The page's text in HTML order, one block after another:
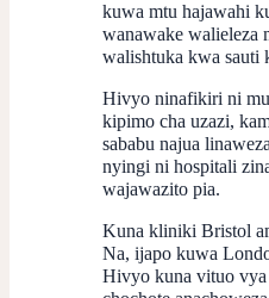
kuwa mtu hajawahi
wanawake walieleza
walishtuka kwa sauti
Hivyo ninafikiri ni
kipimo cha uzazi,
sababu najua
nyingi ni hospitali
wajawazito pia.
Kuna kliniki Bristol
Na, ijapo kuwa
Hivyo kuna vituo vya